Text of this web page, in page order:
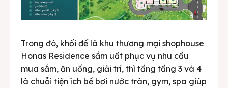
Trong đó, khối đế là khu thương mại shophouse
Honas Residence sầm uất phục vụ nhu cầu
mua sắm, ăn uống, giải trí, thì tầng tầng 3 và 4
là chuỗi tiện ích bể bơi nước tràn, gym, spa giúp